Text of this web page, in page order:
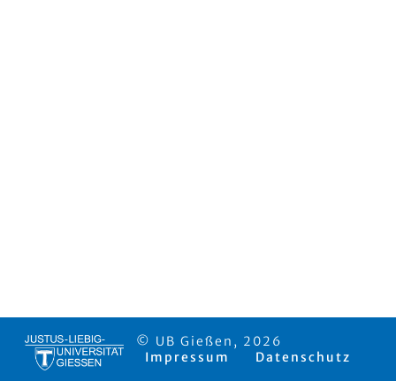
© UB Gießen, 2026
Impressum
Datenschutz